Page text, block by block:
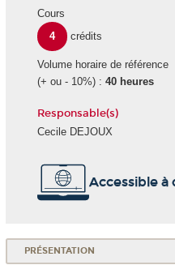
Cours
4
crédits
Volume horaire de référence
(+ ou - 10%) : 40 heures
Responsable(s)
Cecile DEJOUX
Accessible à
PRÉSENTATION